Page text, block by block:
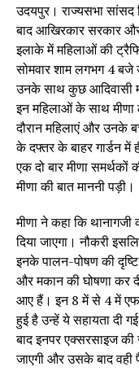
उदयपुर। राज्यसभा सांसद
बाद आखिरकार सरकार
इलाके में महिलाओं की
सोमवार शाम लगभग 4
उनके साथ कुछ आदिवासी
इन महिलाओं के साथ
दौरान महिलाएं और
के दफ्तर के बाहर गार्डन में
एक दो बार मीणा
मीणा की बात माननी पड़ी।
मीणा ने कहा कि
दिया जाएगा। नौकरी
इनके पालन-पोषण की
और मकान की घोषणा कर
आए हैं। इन 8 में से 4 में
हुई है उन्हें ये सहायता
बाद इनपर एक्सरसाइज
जाएगी और उसके बाद वही